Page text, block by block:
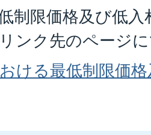
制限価格及び低
ンク先のページ
ける最低制限価